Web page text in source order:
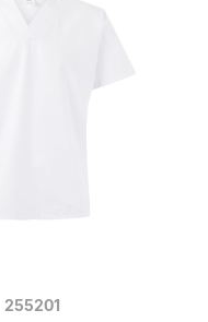
255201